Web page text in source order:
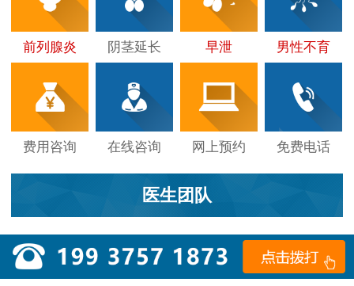
前列腺炎 阴茎延长 早泄 男性不育
费用咨询 在线咨询 网上预约 免费电话
医生团队